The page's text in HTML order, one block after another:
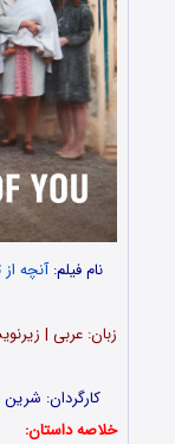
نام فیلم:آنچه
کارگردان: شرین
خلاصه داستان: